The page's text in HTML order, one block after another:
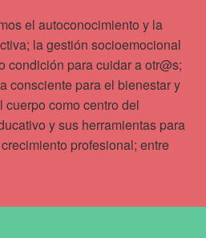
el autoconocimiento y la
la gestión socioemocional
condición para cuidar a otr@s;
consciente para el bienestar y
como centro del
y sus herramientas para
profesional; entre